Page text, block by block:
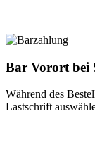
Bar Vorort bei
Während des
Lastschrift